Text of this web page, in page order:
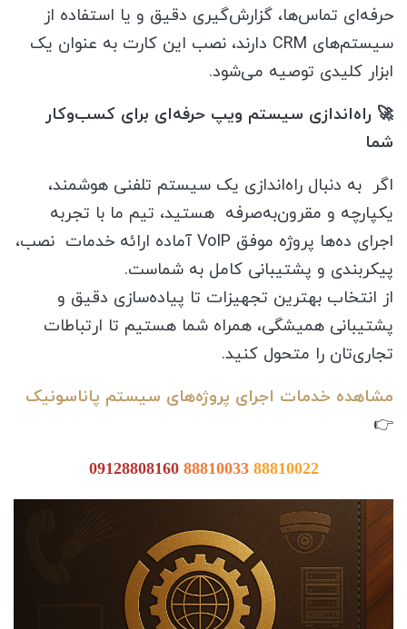
حرفه‌ای تماس‌ها، گزارش‌گیری دقیق و یا استفاده از
سیستم‌های CRM دارند، نصب این کارت به عنوان یک
ابزار کلیدی توصیه می‌شود.
🚀 راه‌اندازی سیستم ویپ حرفه‌ای برای کسب‌وکار
شما
اگر به دنبال راه‌اندازی یک سیستم تلفنی هوشمند،
یکپارچه و مقرون‌به‌صرفه هستید، تیم ما با تجربه
اجرای ده‌ها پروژه موفق VoIP آماده ارائه خدمات نصب،
پیکربندی و پشتیبانی کامل به شماست.
از انتخاب بهترین تجهیزات تا پیاده‌سازی دقیق و
پشتیبانی همیشگی، همراه شما هستیم تا ارتباطات
تجاری‌تان را متحول کنید.
مشاهده خدمات اجرای پروژه‌های سیستم پاناسونیک
👉
091288081608881003388810022